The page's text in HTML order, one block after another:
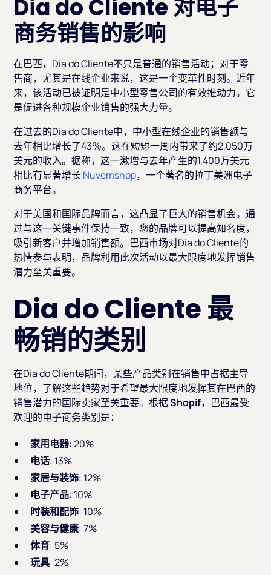
Dia do Cliente 对电子
商务销售的影响
在巴西，Dia do Cliente不只是普通的销售活动；对于零
售商，尤其是在线企业来说，这是一个变革性时刻。近年
来，该活动已被证明是中小型零售公司的有效推动力。它
是促进各种规模企业销售的强大力量。
在过去的Dia do Cliente中，中小型在线企业的销售额与
去年相比增长了43％。这在短短一周内带来了约2,050万
美元的收入。据称，这一激增与去年产生的1,400万美元
相比有显著增长Nuvemshop，一个著名的拉丁美洲电子
商务平台。
对于美国和国际品牌而言，这凸显了巨大的销售机会。通
过与这一关键事件保持一致，您的品牌可以提高知名度，
吸引新客户并增加销售额。巴西市场对Dia do Cliente的
热情参与表明，品牌利用此次活动以最大限度地发挥销售
潜力至关重要。
Dia do Cliente 最
畅销的类别
在Dia do Cliente期间，某些产品类别在销售中占据主导
地位，了解这些趋势对于希望最大限度地发挥其在巴西的
销售潜力的国际卖家至关重要。根据Shopif，巴西最受
欢迎的电子商务类别是：
家用电器: 20%
电话: 13%
家居与装饰: 12%
电子产品: 10%
时装和配饰: 10%
美容与健康: 7%
体育: 5%
玩具: 2%